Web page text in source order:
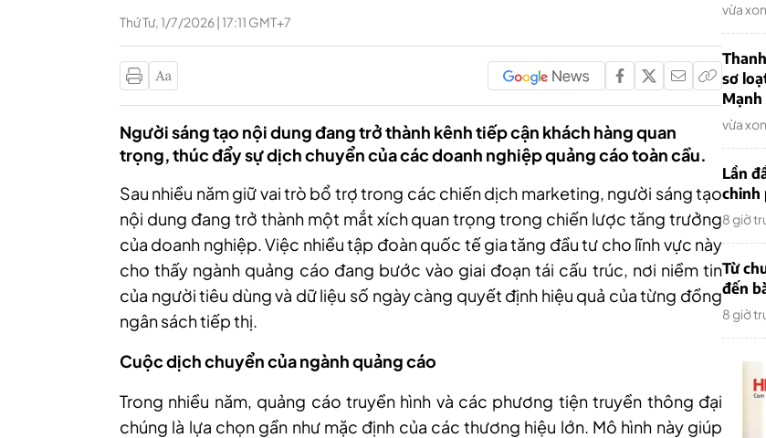
Thứ Tư, 1/7/2026 | 17:11 GMT+7
Người sáng tạo nội dung đang trở thành kênh tiếp cận khách hàng quan
trọng, thúc đẩy sự dịch chuyển của các doanh nghiệp quảng cáo toàn cầu.
Sau nhiều năm giữ vai trò bổ trợ trong các chiến dịch marketing, người sáng tạo
nội dung đang trở thành một mắt xích quan trọng trong chiến lược tăng trưởng
của doanh nghiệp. Việc nhiều tập đoàn quốc tế gia tăng đầu tư cho lĩnh vực này
cho thấy ngành quảng cáo đang bước vào giai đoạn tái cấu trúc, nơi niềm tin
của người tiêu dùng và dữ liệu số ngày càng quyết định hiệu quả của từng đồng
ngân sách tiếp thị.
Cuộc dịch chuyển của ngành quảng cáo
Trong nhiều năm, quảng cáo truyền hình và các phương tiện truyền thông đại
chúng là lựa chọn gần như mặc định của các thương hiệu lớn. Mô hình này giúp
vừa
sơ
Mạnh
vừa
Lần
chinh
8 giờ
Từ
đến
8 giờ